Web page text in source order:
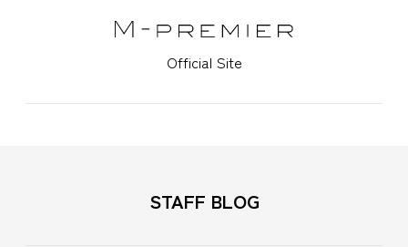
Official Site
STAFF BLOG